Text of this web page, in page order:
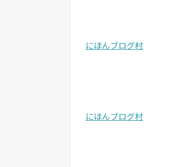
にほんブログ村
にほんブログ村